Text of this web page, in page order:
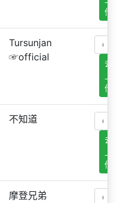
传
Tursunjan
☞official
去
传
不知道
去
传
摩登兄弟